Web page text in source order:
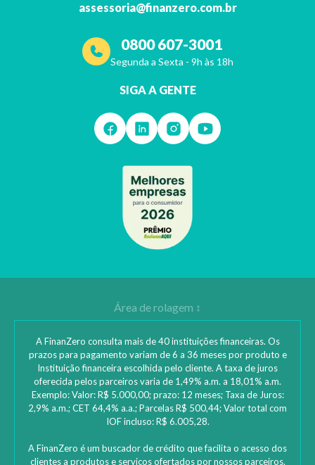
assessoria@finanzero.com.br
0800 607-3001
Segunda a Sexta - 9h às 18h
SIGA A GENTE
A FinanZero consulta mais de 40 instituições financeiras. Os
prazos para pagamento variam de 6 a 36 meses por produto e
Instituição financeira escolhida pelo cliente. A taxa de juros
oferecida pelos parceiros varia de 1,49% a.m. a 18,01% a.m.
Exemplo: Valor: R$ 5.000,00; prazo: 12 meses; Taxa de Juros:
2,9% a.m.; CET 64,4% a.a.; Parcelas R$ 500,44; Valor total com
IOF incluso: R$ 6.005,28.
A FinanZero é um buscador de crédito que facilita o acesso dos
clientes a produtos e serviços ofertados por nossos parceiros.